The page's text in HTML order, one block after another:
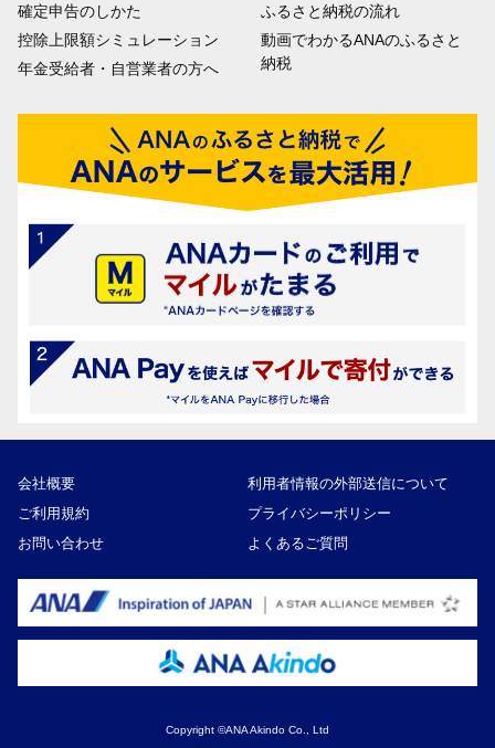
確定申告のしかた
控除上限額シミュレーション
年金受給者・自営業者の方へ
ふるさと納税の流れ
動画でわかるANAのふるさと
納税
会社概要
利用者情報の外部送信について
ご利用規約
プライバシーポリシー
お問い合わせ
よくあるご質問
Copyright ©ANA Akindo Co., Ltd